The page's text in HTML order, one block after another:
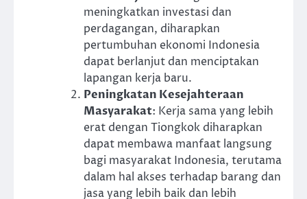
meningkatkan investasi dan
perdagangan, diharapkan
pertumbuhan ekonomi Indonesia
dapat berlanjut dan menciptakan
lapangan kerja baru.
Peningkatan Kesejahteraan
Masyarakat: Kerja sama yang lebih
erat dengan Tiongkok diharapkan
dapat membawa manfaat langsung
bagi masyarakat Indonesia, terutama
dalam hal akses terhadap barang dan
jasa yang lebih baik dan lebih